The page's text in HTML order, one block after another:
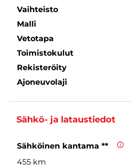
Vaihteisto
Malli
Vetotapa
Toimistokulut
Rekisteröity
Ajoneuvolaji
Sähkö- ja lataustiedot
Sähköinen kantama **
455 km